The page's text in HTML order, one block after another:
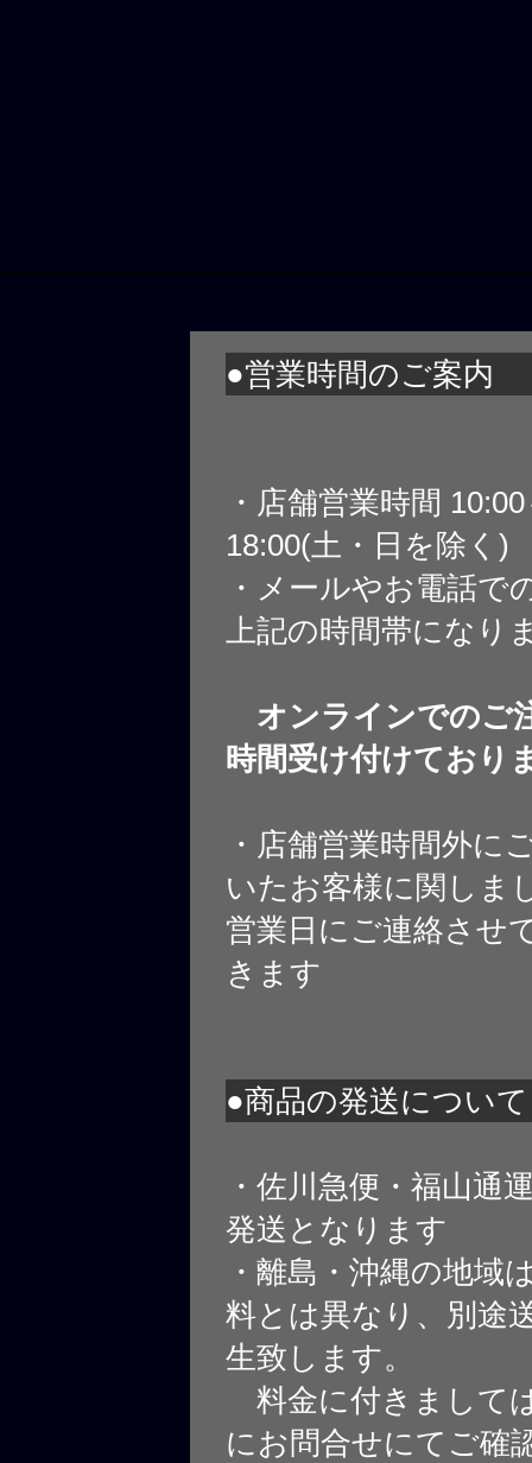
●営業時間のご案内
・店舗営業時間
18:00(土・日を除く)
・メールやお電話で
上記の時間帯になり
オンラインでのご
時間受け付けており
・店舗営業時間外に
いたお客様に関しま
営業日にご連絡させ
きます
●商品の発送について
・佐川急便・福山通
発送となります
・離島・沖縄の地域
料とは異なり、別途
生致します。
料金に付きまして
にお問合せにてご確